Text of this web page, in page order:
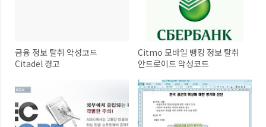
금융 정보 탈취 악성코드
Citadel 경고
Citmo 모바일 뱅킹 정보 탈취
안드로이드 악성코드